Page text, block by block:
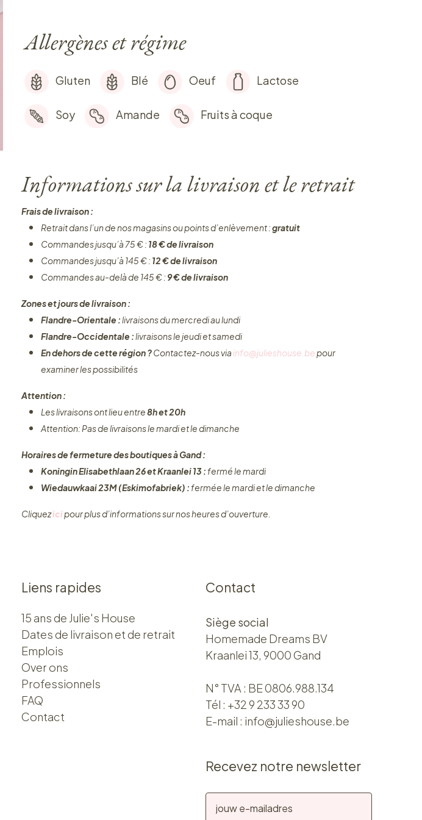
Allergènes et régime
Gluten Blé Oeuf Lactose
Soy Amande Fruits à coque
Informations sur la livraison et le retrait
Frais de livraison :
Retrait dans l’un de nos magasins ou points d’enlèvement :gratuit
Commandes jusqu’à 75 € : 18 € de livraison
Commandes jusqu’à 145 € : 12 € de livraison
Commandes au-delà de 145 € : 9 € de livraison
Zones et jours de livraison :
Flandre-Orientale :livraisons du mercredi au lundi
Flandre-Occidentale :livraisons le jeudi et samedi
En dehors de cette région ?Contactez-nous via info@julieshouse.bepour
examiner les possibilités
Attention :
Les livraisons ont lieu entre8h et 20h
Attention: Pas de livraisons le mardi et le dimanche
Horaires de fermeture des boutiques à Gand :
Koningin Elisabethlaan 26 et Kraanlei 13 :fermé le mardi
Wiedauwkaai 23M (Eskimofabriek) :fermée le mardi et le dimanche
Cliquez ​icipour plus d’informations sur nos heures d’ouverture.
Liens rapides
15 ans de Julie's House
Dates de livraison et de retrait
Emplois
Over ons​​
Professionnels
FAQ
Contact
Contact
Siège social
Homemade Dreams BV
Kraanlei 13, 9000 Gand
N° TVA : BE 0806.988.134
Tél : +32 9 233 33 90
E-mail : info@julieshouse.be
Recevez notre newsletter